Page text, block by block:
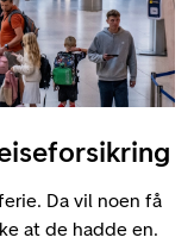
Da vil noen få
at de hadde en.